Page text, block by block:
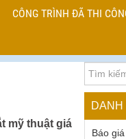
CÔNG TRÌNH ĐÃ THI
mỹ thuật giá
Báo giá